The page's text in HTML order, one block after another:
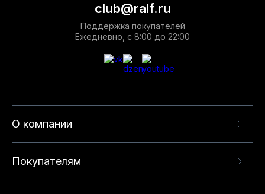
О компании
Покупателям
club@ralf.ru
Поддержка покупателей
Ежедневно, с 8:00 до 22:00